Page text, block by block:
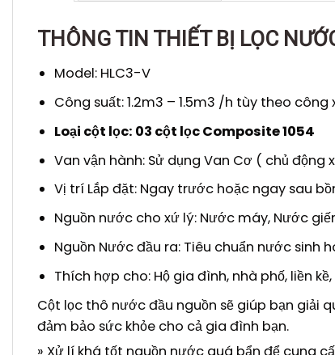
THÔNG TIN THIẾT BỊ LỌC
Model: HLC3-V
Công suất: 1.2m3 – 1.5m3 /h tùy theo công
Loại cột lọc: 03 cột lọc Composite 1054
Van vận hành: Sử dụng Van Cơ ( chủ động
Vị trí Lắp đặt: Ngay trước hoặc ngay sau
Nguồn nước cho xứ lý: Nước máy, Nước
Nguồn Nước đầu ra: Tiêu chuẩn nước sinh
Thích hợp cho: Hộ gia đình, nhà phố, liền
Cột lọc thô nước đầu nguồn sẽ giúp bạn giải
đảm bảo sức khỏe cho cả gia đình bạn.
» Xử lí khá tốt nguồn nước quá bẩn để cung